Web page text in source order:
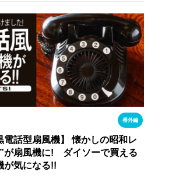
番外編
電話型扇風機】 懐かしの昭和レ
”が扇風機に! ダイソーで買える
が気になる!!